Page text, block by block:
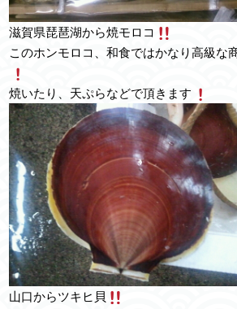
滋賀県琵琶湖から焼モロコ
このホンモロコ、和食ではかなり高級な
焼いたり、天ぷらなどで頂きます
山口からツキヒ貝